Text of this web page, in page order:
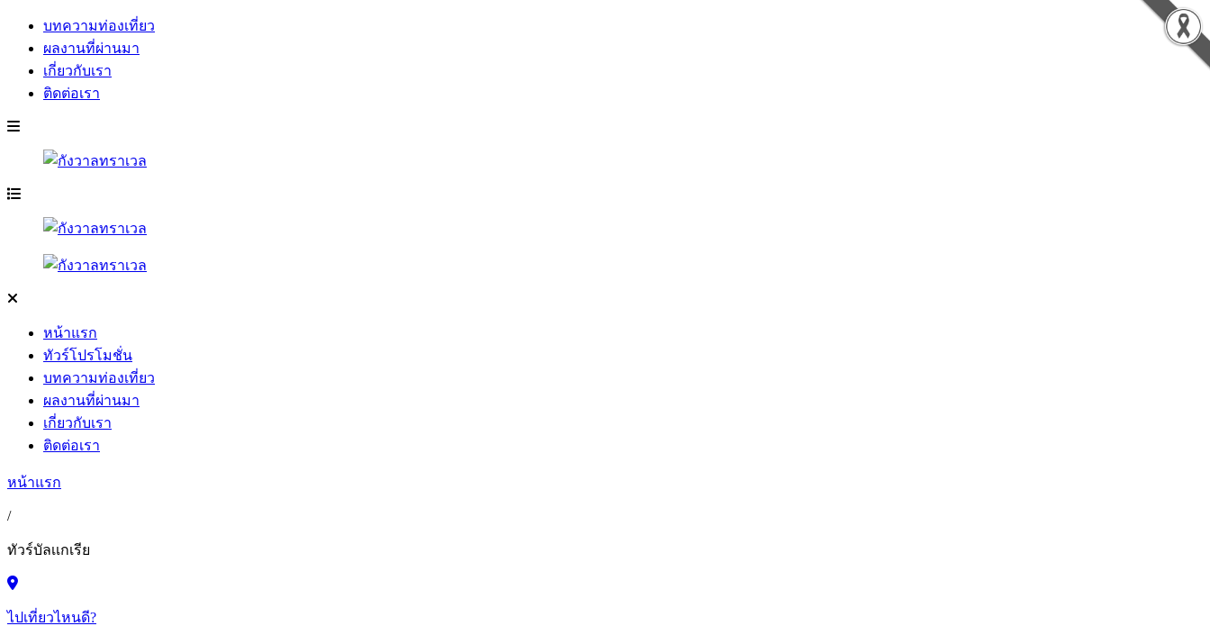
บทความท่องเที่ยว
ผลงานที่ผ่านมา
เกี่ยวกับเรา
ติดต่อเรา
หน้าแรก
ทัวร์โปรโมชั่น
บทความท่องเที่ยว
ผลงานที่ผ่านมา
เกี่ยวกับเรา
ติดต่อเรา
หน้าแรก
/
ทัวร์บัลเเกเรีย
ไปเที่ยวไหนดี?